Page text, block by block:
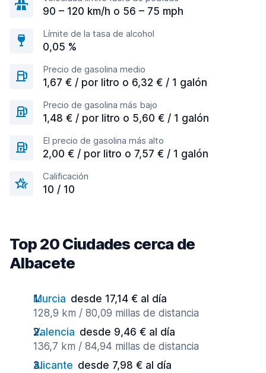
90 – 120 km/h o 56 – 75 mph
Límite de la tasa de alcohol
0,05 %
Precio de gasolina medio
1,67 € / por litro o 6,32 € / 1 galón
Precio de gasolina más bajo
1,48 € / por litro o 5,60 € / 1 galón
El precio de gasolina más alto
2,00 € / por litro o 7,57 € / 1 galón
Calificación
10 / 10
Top 20 Ciudades cerca de
Albacete
Murcia desde 17,14 € al día
128,9 km / 80,09 millas de distancia
Valencia desde 9,46 € al día
136,7 km / 84,94 millas de distancia
Alicante desde 7,98 € al día